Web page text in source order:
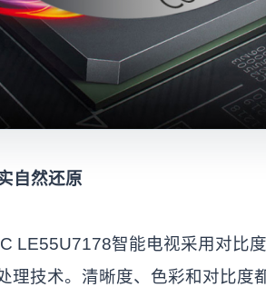
自然还原
LE55U7178智能电视采用对比
理技术。清晰度、色彩和对比度